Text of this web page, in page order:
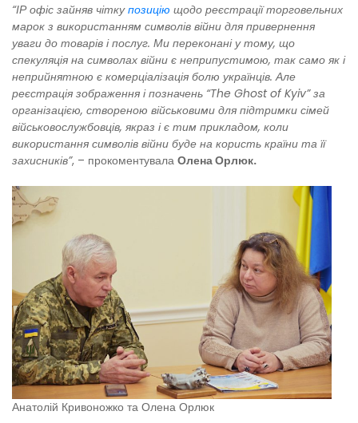
“ІР офіс зайняв чіткупозицію щодо реєстрації торговельних
марок з використанням символів війни для привернення
уваги до товарів і послуг. Ми переконані у тому, що
спекуляція на символах війни є неприпустимою, так само як і
неприйнятною є комерціалізація болю українців. Але
реєстрація зображення і позначень “The Ghost of Kyiv” за
організацією, створеною військовими для підтримки сімей
військовослужбовців, якраз і є тим прикладом, коли
використання символів війни буде на користь країни та її
захисників”, – прокоментувала Олена Орлюк.
Анатолій Кривоножко та Олена Орлюк